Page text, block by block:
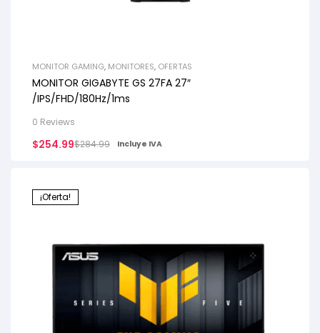
MONITOR GAMING, MONITORES, OFERTAS
MONITOR GIGABYTE GS 27FA 27″
/IPS/FHD/180Hz/1ms
0 Reviews
$284.99
$254.99 Incluye IVA
¡Oferta!